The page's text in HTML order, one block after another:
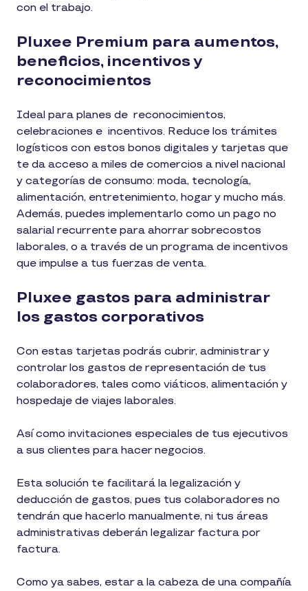
con el trabajo.
Pluxee Premium para aumentos,
beneficios, incentivos y
reconocimientos
Ideal para planes de reconocimientos,
celebraciones e incentivos. Reduce los trámites
logísticos con estos bonos digitales y tarjetas que
te da acceso a miles de comercios a nivel nacional
y categorías de consumo: moda, tecnología,
alimentación, entretenimiento, hogar y mucho más.
Además, puedes implementarlo como un pago no
salarial recurrente para ahorrar sobrecostos
laborales, o a través de un programa de incentivos
que impulse a tus fuerzas de venta.
Pluxee gastos para administrar
los gastos corporativos
Con estas tarjetas podrás cubrir, administrar y
controlar los gastos de representación de tus
colaboradores, tales como viáticos, alimentación y
hospedaje de viajes laborales.
Así como invitaciones especiales de tus ejecutivos
a sus clientes para hacer negocios.
Esta solución te facilitará la legalización y
deducción de gastos, pues tus colaboradores no
tendrán que hacerlo manualmente, ni tus áreas
administrativas deberán legalizar factura por
factura.
Como ya sabes, estar a la cabeza de una compañía